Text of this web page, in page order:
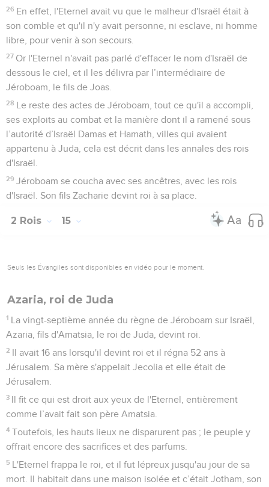
26 En effet, l'Eternel avait vu que le malheur d'Israël était à
son comble et qu'il n'y avait personne, ni esclave, ni homme
libre, pour venir à son secours.
27 Or l'Eternel n'avait pas parlé d'effacer le nom d'Israël de
dessous le ciel, et il les délivra par l’intermédiaire de
Jéroboam, le fils de Joas.
28 Le reste des actes de Jéroboam, tout ce qu'il a accompli,
ses exploits au combat et la manière dont il a ramené sous
l’autorité d’Israël Damas et Hamath, villes qui avaient
appartenu à Juda, cela est décrit dans les annales des rois
d'Israël.
29 Jéroboam se coucha avec ses ancêtres, avec les rois
d'Israël. Son fils Zacharie devint roi à sa place.
2 Rois 15
Seuls les Évangiles sont disponibles en vidéo pour le moment.
Azaria, roi de Juda
1 La vingt-septième année du règne de Jéroboam sur Israël,
Azaria, fils d'Amatsia, le roi de Juda, devint roi.
2 Il avait 16 ans lorsqu'il devint roi et il régna 52 ans à
Jérusalem. Sa mère s'appelait Jecolia et elle était de
Jérusalem.
3 Il fit ce qui est droit aux yeux de l'Eternel, entièrement
comme l’avait fait son père Amatsia.
4 Toutefois, les hauts lieux ne disparurent pas ; le peuple y
offrait encore des sacrifices et des parfums.
5 L'Eternel frappa le roi, et il fut lépreux jusqu'au jour de sa
mort. Il habitait dans une maison isolée et c’était Jotham, son